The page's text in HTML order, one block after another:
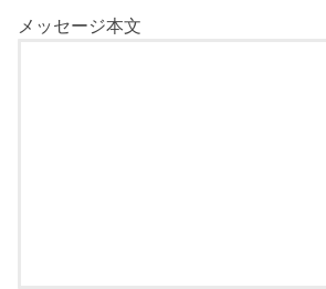
メッセージ本文